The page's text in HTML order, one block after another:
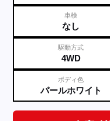
車検
なし
駆動方式
4WD
ボディ色
パールホワイト